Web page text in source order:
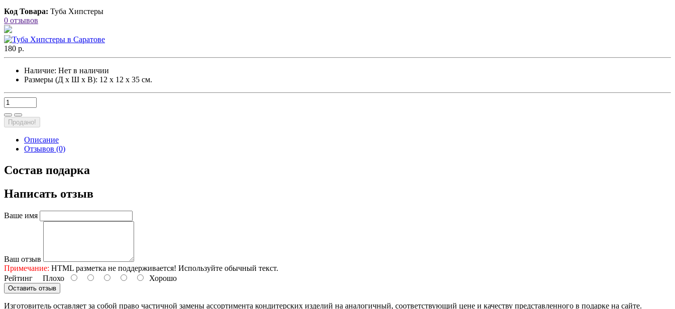
Код Товара: Туба Хипстеры
0 отзывов
180 р.
Наличие: Нет в наличии
Размеры (Д х Ш х В): 12 х 12 х 35 см.
Продано!
Описание
Отзывов (0)
Состав подарка
Написать отзыв
Ваше имя
Ваш отзыв
Примечание: HTML разметка не поддерживается! Используйте обычный текст.
Рейтинг Плохо Хорошо
Оставить отзыв
Изготовитель оставляет за собой право частичной замены ассортимента кондитерских изделий на аналогичный, соответствующий цене и качеству представленного в подарке на сайте.